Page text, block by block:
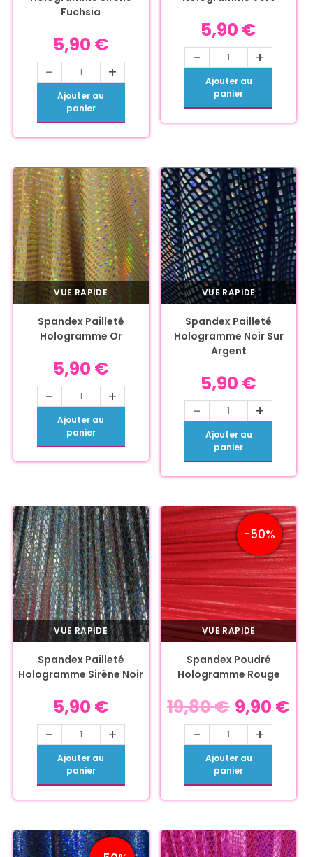
Fuchsia
5,90 €
- +
Ajouter au
panier
5,90 €
- +
Ajouter au
panier
VUE RAPIDE
Spandex Pailleté
Hologramme Or
5,90 €
- +
Ajouter au
panier
VUE RAPIDE
Spandex Pailleté
Hologramme Noir Sur
Argent
5,90 €
- +
Ajouter au
panier
VUE RAPIDE
Spandex Pailleté
Hologramme Sirène Noir
5,90 €
- +
Ajouter au
panier
-50%
VUE RAPIDE
Spandex Poudré
Hologramme Rouge
19,80€ 9,90 €
- +
Ajouter au
panier